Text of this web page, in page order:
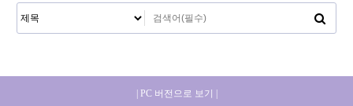
| PC 버전으로 보기 |